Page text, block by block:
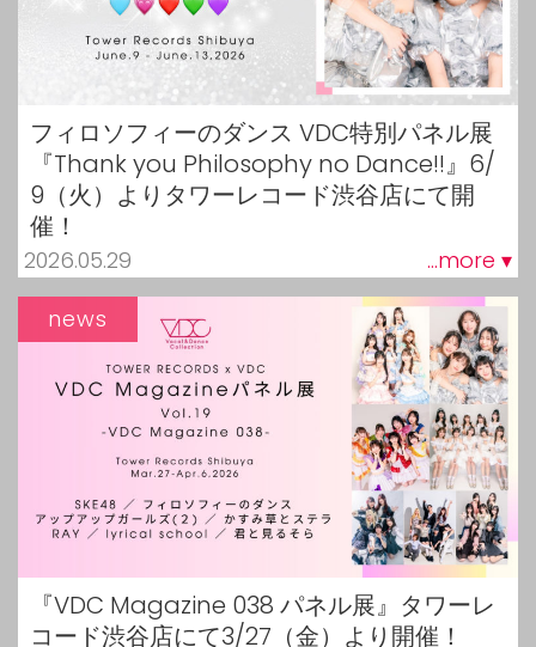
フィロソフィーのダンス VDC特別パネル展
『Thank you Philosophy no Dance!!』6/
9（火）よりタワーレコード渋谷店にて開
催！
2026.05.29 ...more ▾
『VDC Magazine 038 パネル展』タワーレ
コード渋谷店にて3/27（金）より開催！
news